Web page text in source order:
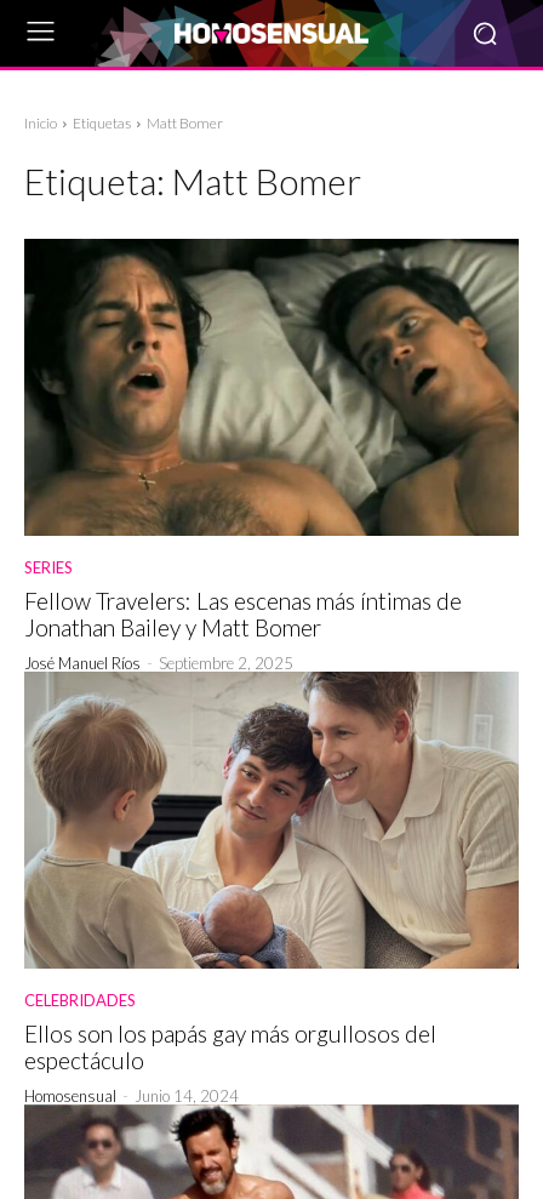
Inicio Etiquetas Matt Bomer
Etiqueta: Matt Bomer
SERIES
Fellow Travelers: Las escenas más íntimas de
Jonathan Bailey y Matt Bomer
José Manuel Ríos - Septiembre 2, 2025
CELEBRIDADES
Ellos son los papás gay más orgullosos del
espectáculo
Homosensual - Junio 14, 2024